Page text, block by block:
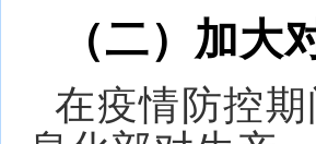
（二）加
在疫情防控